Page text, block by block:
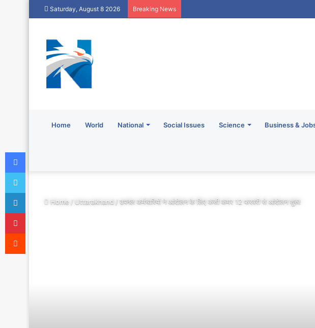
Saturday, August 8 2026 Breaking News
Home World National Social Issues Science Business &
Home/Uttarakhand /उपनल कर्मचारियों ने आंदोलन के लिए कसी कमर 12 फरवरी से आंदोलन शुरू!
Facebook
Twitter
LinkedIn
Pinterest
Reddit